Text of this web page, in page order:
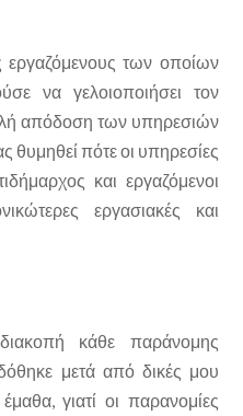
των οποίων
να γελοιοποιήσει τον
απόδοση των υπηρεσιών
θυμηθεί πότε οι υπηρεσίες
και εργαζόμενοι
εργασιακές και
κάθε παράνομης
μετά από δικές μου
γιατί οι παρανομίες